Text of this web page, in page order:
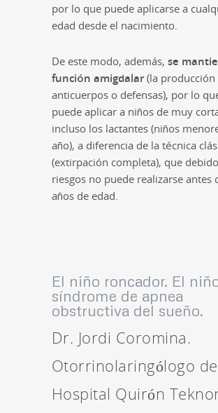
por lo que puede aplicarse a
edad desde el nacimiento.
De este modo, además, se
función amigdalar(la producción
anticuerpos o defensas), por lo
puede aplicar a niños de muy
incluso los lactantes (niños
año), a diferencia de la técnica
(extirpación completa), que
riesgos no puede realizarse antes
años de edad.
El niño roncador. El
síndrome de apnea
obstructiva del sueño.
Dr. Jordi Coromina.
Otorrinolaringólogo de
Hospital Quirón